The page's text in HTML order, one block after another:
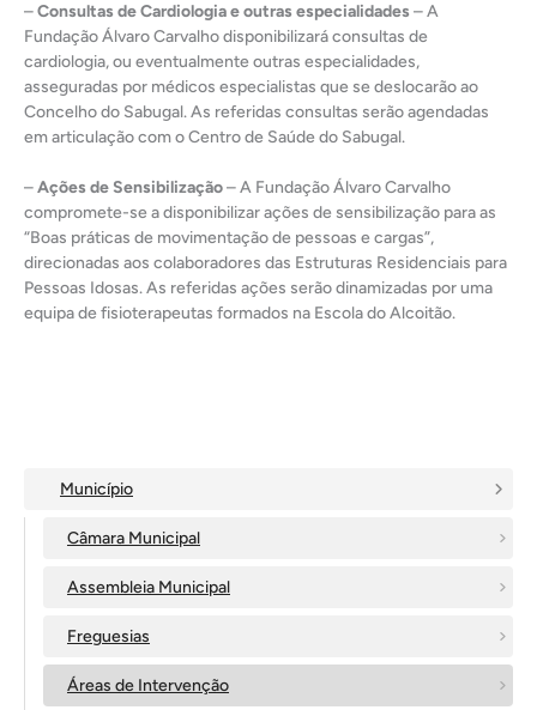
Município
Câmara Municipal
Assembleia Municipal
Freguesias
Áreas de Intervenção
–Consultas de Cardiologia e outras especialidades – A
Fundação Álvaro Carvalho disponibilizará consultas de
cardiologia, ou eventualmente outras especialidades,
asseguradas por médicos especialistas que se deslocarão ao
Concelho do Sabugal. As referidas consultas serão agendadas
em articulação com o Centro de Saúde do Sabugal.
–Ações de Sensibilização– A Fundação Álvaro Carvalho
compromete-se a disponibilizar ações de sensibilização para as
“Boas práticas de movimentação de pessoas e cargas”,
direcionadas aos colaboradores das Estruturas Residenciais para
Pessoas Idosas. As referidas ações serão dinamizadas por uma
equipa de fisioterapeutas formados na Escola do Alcoitão.